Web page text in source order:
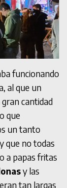
funcionando
al que un
cantidad
que
un tanto
que no todas
a papas fritas
y las
tan largas